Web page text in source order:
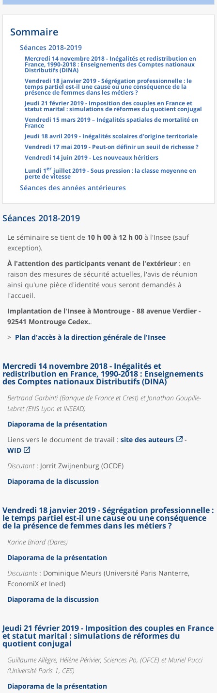
Sommaire
Séances 2018-2019
Mercredi 14 novembre 2018 - Inégalités et redistribution en
France, 1990-2018 : Enseignements des Comptes nationaux
Distributifs (DINA)
Vendredi 18 janvier 2019 - Ségrégation professionnelle : le
temps partiel est-il une cause ou une conséquence de la
présence de femmes dans les métiers ?
Jeudi 21 février 2019 - Imposition des couples en France et
statut marital : simulations de réformes du quotient conjugal
Vendredi 15 mars 2019 – Inégalités spatiales de mortalité en
France
Jeudi 18 avril 2019 - Inégalités scolaires d'origine territoriale
Vendredi 17 mai 2019 - Peut-on définir un seuil de richesse ?
Vendredi 14 juin 2019 - Les nouveaux héritiers
Lundi 1er juillet 2019 - Sous pression : la classe moyenne en
perte de vitesse
Séances des années antérieures
Séances 2018-2019
Le séminaire se tient de 10 h 00 à 12 h 00 à l'Insee (sauf
exception).
À l'attention des participants venant de l'extérieur : en
raison des mesures de sécurité actuelles, l'avis de réunion
ainsi qu'une pièce d'identité vous seront demandés à
l'accueil.
Implantation de l'Insee à Montrouge - 88 avenue Verdier -
92541 Montrouge Cedex..
> Plan d'accès à la direction générale de l'Insee
Mercredi 14 novembre 2018 - Inégalités et
redistribution en France, 1990-2018 : Enseignements
des Comptes nationaux Distributifs (DINA)
Bertrand Garbinti (Banque de France et Crest) et Jonathan Goupille-
Lebret (ENS Lyon et INSEAD)
Diaporama de la présentation
Liens vers le document de travail : site des auteurs
-
WID
Discutant: Jorrit Zwijnenburg (OCDE)
Diaporama de la discussion
Vendredi 18 janvier 2019 - Ségrégation professionnelle :
le temps partiel est-il une cause ou une conséquence
de la présence de femmes dans les métiers ?
Karine Briard (Dares)
Diaporama de la présentation
Discutante : Dominique Meurs (Université Paris Nanterre,
EconomiX et Ined)
Diaporama de la discussion
Jeudi 21 février 2019 - Imposition des couples en France
et statut marital : simulations de réformes du
quotient conjugal
Guillaume Allègre, Hélène Périvier, Sciences Po, (OFCE) et Muriel Pucci
(Université Paris 1, CES)
Diaporama de la présentation